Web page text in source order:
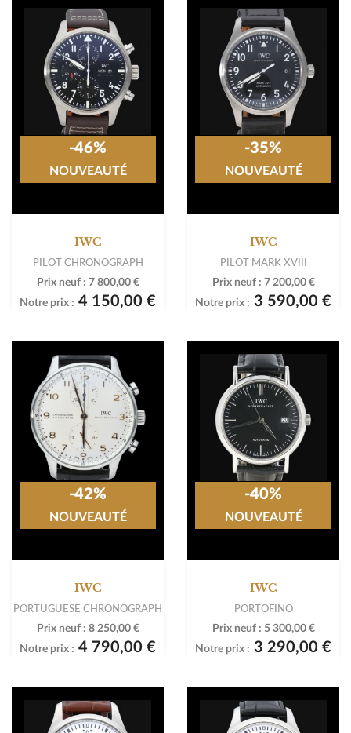
IWC
PILOT CHRONOGRAPH
Prix neuf : 7 800,00 €
Notre prix : 4 150,00 €
-46%
NOUVEAUTÉ
IWC
PILOT MARK XVIII
Prix neuf : 7 200,00 €
Notre prix : 3 590,00 €
-35%
NOUVEAUTÉ
IWC
PORTUGUESE CHRONOGRAPH
Prix neuf : 8 250,00 €
Notre prix : 4 790,00 €
-42%
NOUVEAUTÉ
IWC
PORTOFINO
Prix neuf : 5 300,00 €
Notre prix : 3 290,00 €
-40%
NOUVEAUTÉ